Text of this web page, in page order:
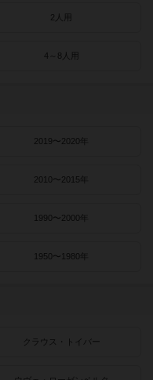
2人用
4～8人用
2019〜2020年
2010〜2015年
1990〜2000年
1950〜1980年
クラウス・トイバー